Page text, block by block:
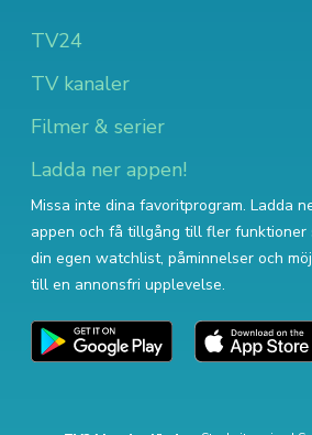
TV24
TV kanaler
Filmer & serier
Ladda ner appen!
Missa inte dina favoritprogram. Ladda
appen och få tillgång till fler funktioner
din egen watchlist, påminnelser och
till en annonsfri upplevelse.